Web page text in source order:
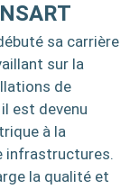
sa carrière
sur la
de
est devenu
à la
infrastructures.
la qualité et